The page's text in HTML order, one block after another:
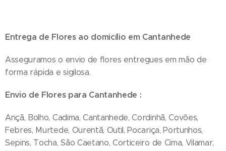
Entrega de Flores ao domicílio em Cantanhede
Asseguramos o envio de flores entregues em mão de
forma rápida e sigilosa.
Envio de Flores para Cantanhede :
Ançã, Bolho, Cadima, Cantanhede, Cordinhã, Covões,
Febres, Murtede, Ourentã, Outil, Pocariça, Portunhos,
Sepins, Tocha, São Caetano, Corticeiro de Cima, Vilamar,